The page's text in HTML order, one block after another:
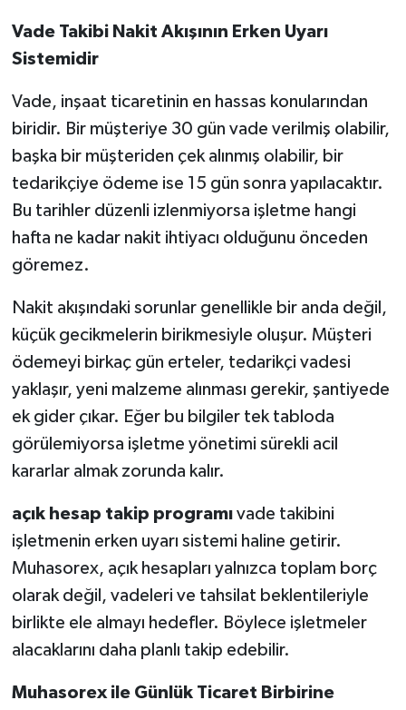
Vade Takibi Nakit Akışının Erken Uyarı
Sistemidir
Vade, inşaat ticaretinin en hassas konularından
biridir. Bir müşteriye 30 gün vade verilmiş olabilir,
başka bir müşteriden çek alınmış olabilir, bir
tedarikçiye ödeme ise 15 gün sonra yapılacaktır.
Bu tarihler düzenli izlenmiyorsa işletme hangi
hafta ne kadar nakit ihtiyacı olduğunu önceden
göremez.
Nakit akışındaki sorunlar genellikle bir anda değil,
küçük gecikmelerin birikmesiyle oluşur. Müşteri
ödemeyi birkaç gün erteler, tedarikçi vadesi
yaklaşır, yeni malzeme alınması gerekir, şantiyede
ek gider çıkar. Eğer bu bilgiler tek tabloda
görülemiyorsa işletme yönetimi sürekli acil
kararlar almak zorunda kalır.
açık hesap takip programıvade takibini
işletmenin erken uyarı sistemi haline getirir.
Muhasorex, açık hesapları yalnızca toplam borç
olarak değil, vadeleri ve tahsilat beklentileriyle
birlikte ele almayı hedefler. Böylece işletmeler
alacaklarını daha planlı takip edebilir.
Muhasorex ile Günlük Ticaret Birbirine